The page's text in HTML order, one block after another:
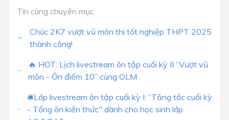
Tin cùng chuyên mục
Chúc 2K7 vượt vũ môn thi tốt nghiệp THPT 2025
thành công!
🔥 HOT: Lịch livestream ôn tập cuối kỳ II “Vượt vũ
môn - Ôn điểm 10” cùng OLM
🛎Lớp livestream ôn tập cuối kỳ I: “Tăng tốc cuối kỳ
- Tổng ôn kiến thức" dành cho học sinh lớp